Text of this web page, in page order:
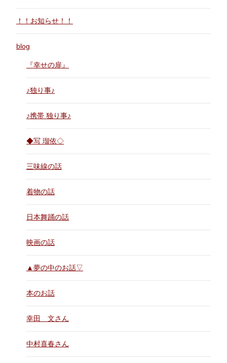
！！お知らせ！！
blog
『幸せの扉』
♪独り事♪
♪携帯 独り事♪
◆写 瑠依◇
三味線の話
着物の話
日本舞踊の話
映画の話
▲夢の中のお話▽
本のお話
幸田 文さん
中村喜春さん